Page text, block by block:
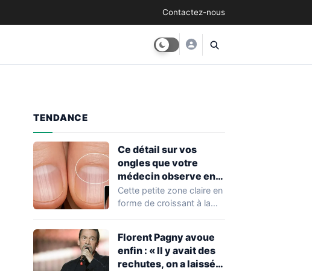
Contactez-nous
TENDANCE
Ce détail sur vos
ongles que votre
médecin observe en
premier
Cette petite zone claire en
forme de croissant à la
Florent Pagny avoue
enfin : « Il y avait des
rechutes, on a laissé